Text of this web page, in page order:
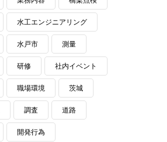
水工エンジニアリング
水戸市 測量
研修 社内イベント
職場環境 茨城
調査 道路
開発行為